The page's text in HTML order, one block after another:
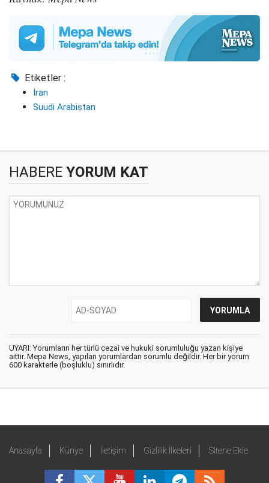
Etiketler :
İran
Suudi Arabistan
HABERE YORUM KAT
UYARI: Yorumların her türlü cezai ve hukuki sorumluluğu yazan kişiye
aittir. Mepa News, yapılan yorumlardan sorumlu değildir. Her bir yorum
600 karakterle (boşluklu) sınırlıdır.
Anasayfa Künye İletişim Gizlilik İlkeleri Sitene Ekle